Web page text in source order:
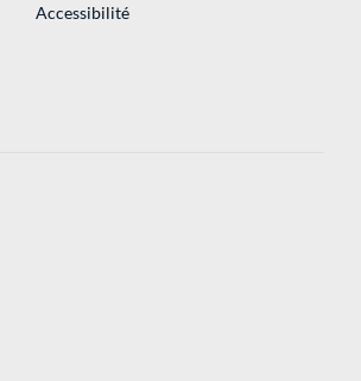
Accessibilité